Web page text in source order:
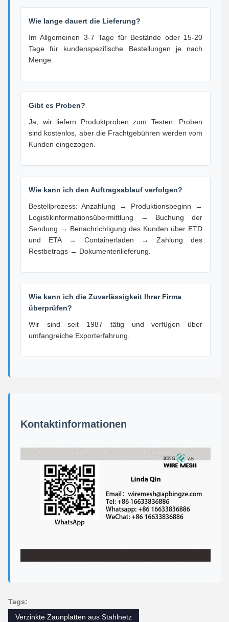
Wie lange dauert die Lieferung?
Im Allgemeinen 3-7 Tage für Bestände oder 15-20
Tage für kundenspezifische Bestellungen je nach
Menge.
Gibt es Proben?
Ja, wir liefern Produktproben zum Testen. Proben
sind kostenlos, aber die Frachtgebühren werden vom
Kunden eingezogen.
Wie kann ich den Auftragsablauf verfolgen?
Bestellprozess: Anzahlung → Produktionsbeginn →
Logistikinformationsübermittlung → Buchung der
Sendung → Benachrichtigung des Kunden über ETD
und ETA → Containerladen → Zahlung des
Restbetrags → Dokumentenlieferung.
Wie kann ich die Zuverlässigkeit Ihrer Firma
überprüfen?
Wir sind seit 1987 tätig und verfügen über
umfangreiche Exporterfahrung.
Kontaktinformationen
Tags:
Verzinkte Zaunplatten aus Stahlnetz